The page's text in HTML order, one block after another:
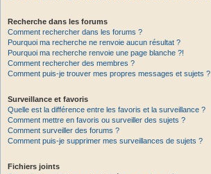
Recherche dans les forums
Comment rechercher dans les forums ?
Pourquoi ma recherche ne renvoie aucun résultat ?
Pourquoi ma recherche renvoie une page blanche ?!
Comment rechercher des membres ?
Comment puis-je trouver mes propres messages et sujets ?
Surveillance et favoris
Quelle est la différence entre les favoris et la surveillance ?
Comment mettre en favoris ou surveiller des sujets ?
Comment surveiller des forums ?
Comment puis-je supprimer mes surveillances de sujets ?
Fichiers joints